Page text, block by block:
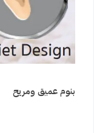
بنوم عميق ومريح